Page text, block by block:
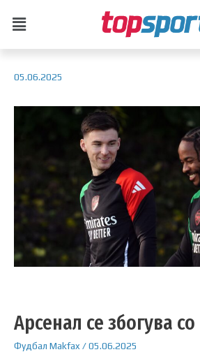
05.06.2025
Арсенал се збогува
Фудбал Makfax /05.06.2025